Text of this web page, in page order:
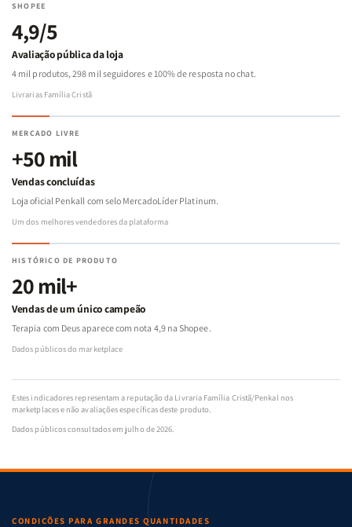
SHOPEE
4,9/5
Avaliação pública da loja
4 mil produtos, 298 mil seguidores e 100% de resposta no chat.
Livrarias Família Cristã
MERCADO LIVRE
+50 mil
Vendas concluídas
Loja oficial Penkall com selo MercadoLíder Platinum.
Um dos melhores vendedores da plataforma
HISTÓRICO DE PRODUTO
20 mil+
Vendas de um único campeão
Terapia com Deus aparece com nota 4,9 na Shopee.
Dados públicos do marketplace
Estes indicadores representam a reputação da Livraria Família Cristã/Penkal nos
marketplaces e não avaliações específicas deste produto.
Dados públicos consultados em julho de 2026.
CONDIÇÕES PARA GRANDES QUANTIDADES